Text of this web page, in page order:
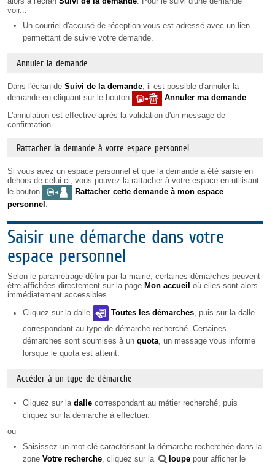
voir...
Un courriel d'accusé de réception vous est adressé avec un lien
permettant de suivre votre demande.
Annuler la demande
Dans l'écran de Suivi de la demande, il est possible d'annuler la
demande en cliquant sur le bouton
Annuler ma demande.
L'annulation est effective après la validation d'un message de
confirmation.
Rattacher la demande à votre espace personnel
Si vous avez un espace personnel et que la demande a été saisie en
dehors de celui-ci, vous pouvez la rattacher à votre espace en utilisant
le bouton
Rattacher cette demande à mon espace
personnel .
Saisir une démarche dans votre
espace personnel
Selon le paramétrage défini par la mairie, certaines démarches peuvent
être affichées directement sur la page Mon accueil où elles sont alors
immédiatement accessibles.
Cliquez sur la dalle
Toutes les démarches, puis sur la dalle
correspondant au type de démarche recherché. Certaines
démarches sont soumises à un quota, un message vous informe
lorsque le quota est atteint.
Accéder à un type de démarche
Cliquez sur la dallecorrespondant au métier recherché, puis
cliquez sur la démarche à effectuer.
ou
Saisissez un mot-clé caractérisant la démarche recherchée dans la
zone Votre recherche, cliquez sur la loupepour afficher le